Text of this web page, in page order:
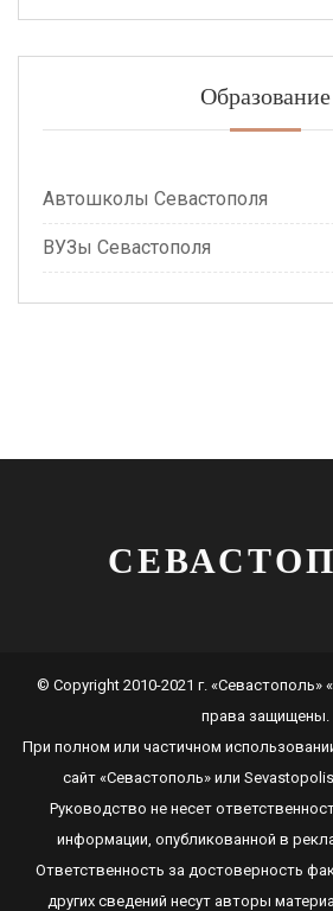
Образование
Автошколы Севастополя
ВУЗы Севастополя
© Copyright 2010-2021 г. «Севастополь»
права защищены.
При полном или частичном
сайт «Севастополь» или
Руководство не несет
информации, опубликованной в
Ответственность за достоверность
других сведений несут авторы